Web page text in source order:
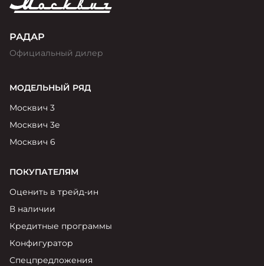
РАДАР
Официальный дилер
МОДЕЛЬНЫЙ РЯД
Москвич 3
Москвич 3е
Москвич 6
ПОКУПАТЕЛЯМ
Оценить в трейд-ин
В наличии
Кредитные программы
Конфигуратор
Спецпредложения